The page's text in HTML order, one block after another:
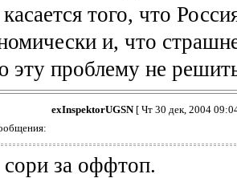
того, что
и, что
эту проблему не
exInspektorUGSN[ Чт 30 дек, 2004
сори за оффтоп.